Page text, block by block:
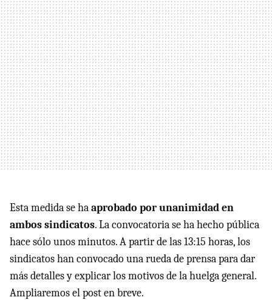
Esta medida se haaprobado por unanimidad en
ambos sindicatos. La convocatoria se ha hecho pública
hace sólo unos minutos. A partir de las 13:15 horas, los
sindicatos han convocado una rueda de prensa para dar
más detalles y explicar los motivos de la huelga general.
Ampliaremos el post en breve.